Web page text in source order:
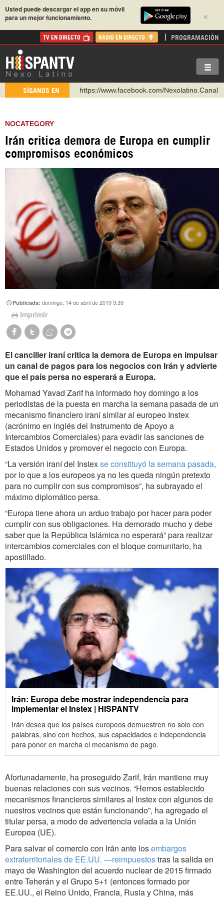
×
Usted puede descargar el app en su móvil
para un mejor funcionamiento.
TV EN DIRECTO RADIO EN DIRECTO PROGRAMACIÓN
SÍGANOS EN
https://www.facebook.com/Nexolatino.Canal
https://urmedium.com/c/hispantv
Instagram como: hispan_tv
NOCATEGORY
Irán critica demora de Europa en cumplir
compromisos económicos
Publicada:domingo, 14 de abril de 2019 9:39
Imprimir
El canciller iraní critica la demora de Europa en impulsar
un canal de pagos para los negocios con Irán y advierte
que el país persa no esperará a Europa.
Mohamad Yavad Zarif ha informado hoy domingo a los
periodistas de la puesta en marcha la semana pasada de un
mecanismo financiero iraní similar al europeo Instex
(acrónimo en inglés del Instrumento de Apoyo a
Intercambios Comerciales) para evadir las sanciones de
Estados Unidos y promover el negocio con Europa.
“La versión iraní del Instexse constituyó la semana pasada,
por lo que a los europeos ya no les queda ningún pretexto
para no cumplir con sus compromisos”, ha subrayado el
máximo diplomático persa.
“Europa tiene ahora un arduo trabajo por hacer para poder
cumplir con sus obligaciones. Ha demorado mucho y debe
saber que la República Islámica no esperará” para realizar
intercambios comerciales con el bloque comunitario, ha
apostillado.
Irán: Europa debe mostrar independencia para
implementar el Instex | HISPANTV
Irán desea que los países europeos demuestren no solo con
palabras, sino con hechos, sus capacidades e independencia
para poner en marcha el mecanismo de pago.
Afortunadamente, ha proseguido Zarif, Irán mantiene muy
buenas relaciones con sus vecinos. “Hemos establecido
mecanismos financieros similares al Instex con algunos de
nuestros vecinos que están funcionando”, ha agregado el
titular persa, a modo de advertencia velada a la Unión
Europea (UE).
Para salvar el comercio con Irán ante losembargos
extraterritoriales de EE.UU. —reimpuestostras la salida en
mayo de Washington del acuerdo nuclear de 2015 firmado
entre Teherán y el Grupo 5+1 (entonces formado por
EE.UU., el Reino Unido, Francia, Rusia y China, más